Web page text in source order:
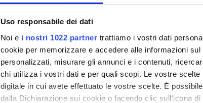
Uso responsabile dei dati
Noi e i nostri 1022 partner trattiamo i vostri dati
cookie per memorizzare e accedere alle informazioni
personalizzati, misurare gli annunci e i contenuti,
chi utilizza i vostri dati e per quali scopi. Le vostre
digitale in cui avete effettuato le vostre scelte. È
dalla Dichiarazione sui cookie o facendo clic sull'icona
campi di applicazione per i quali si
All'interno del progetto di ricerca
dimostrazione al fine di ottenere
ENTI FINANZIATORI: